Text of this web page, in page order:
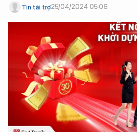
Tin tài trợ25/04/2024 05:06